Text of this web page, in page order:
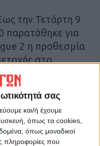
σας
και/ή έχουμε
όπως τα cookies,
όπως μοναδικοί
πληροφορίες που
την Τετάρτη 9
παρατάθηκε για
2 η προθεσμία
στο
την
στον